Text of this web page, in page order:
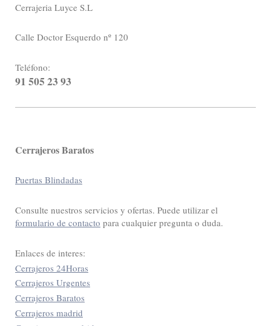
Cerrajeria Luyce S.L
Calle Doctor Esquerdo nº 120
Teléfono:
91 505 23 93
Cerrajeros Baratos
Puertas Blindadas
Consulte nuestros servicios y ofertas. Puede utilizar el
formulario de contacto para cualquier pregunta o duda.
Enlaces de interes:
Cerrajeros 24Horas
Cerrajeros Urgentes
Cerrajeros Baratos
Cerrajeros madrid